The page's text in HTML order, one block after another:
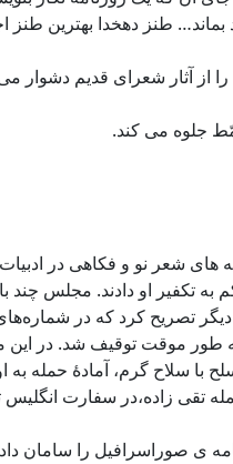
طنز دهخدا بهترین
آثار شعرای قدیم دشوار
جلوه می کند.
های شعر نو و فکاهی در
او دادند. مجلس چند
‌طور موقت توقیف شد. در
سلاح گرم، آمادهٔ حمله به
تقی زاده،در سفارت انگلیس
ی صوراسرافیل را سامان